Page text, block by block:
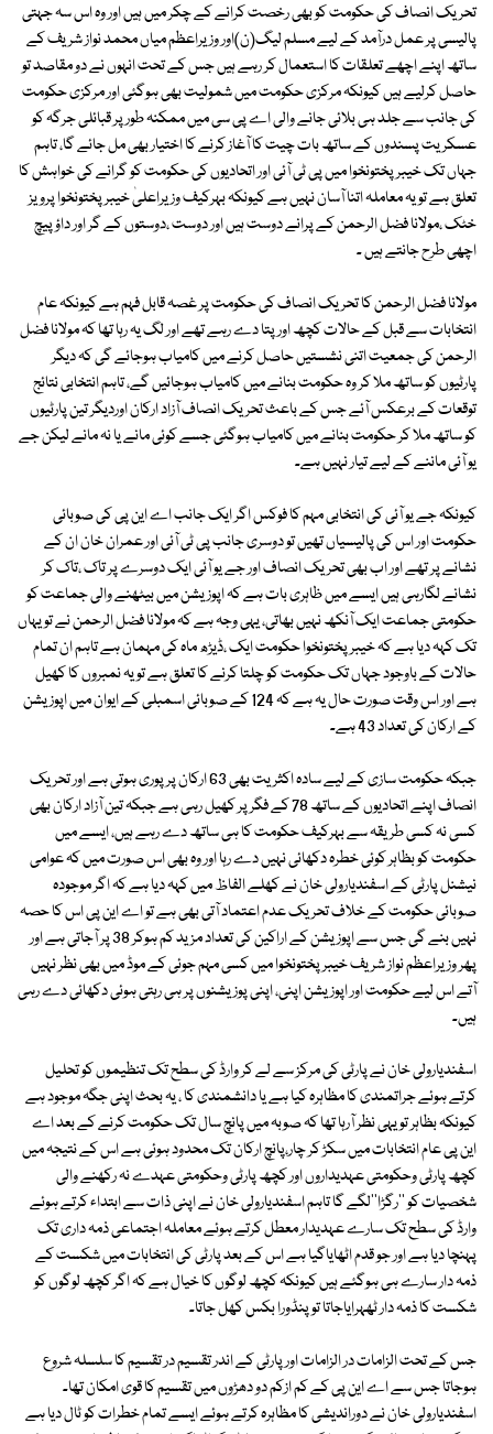
تحریک انصاف کی حکومت کو بھی رخصت کرانے کے چکر میں ہیں اور وہ اس سہ جہتی
پالیسی پر عمل درآمد کے لیے مسلم لیگ(ن)اور وزیراعظم میاں محمد نواز شریف کے
ساتھ اپنے اچھے تعلقات کا استعمال کر رہے ہیں جس کے تحت انہوں نے دو مقاصد تو
حاصل کرلیے ہیں کیونکہ مرکزی حکومت میں شمولیت بھی ہوگئی اور مرکزی حکومت
کی جانب سے جلد ہی بلائی جانے والی اے پی سی میں ممکنہ طور پر قبائلی جرگہ کو
عسکریت پسندوں کے ساتھ بات چیت کا آغاز کرنے کا اختیار بھی مل جائے گا، تاہم
جہاں تک خیبرپختونخوا میں پی ٹی آئی اور اتحادیوں کی حکومت کو گرانے کی خواہش کا
تعلق ہے تو یہ معاملہ اتنا آسان نہیں ہے کیونکہ بہرکیف وزیراعلیٰ خیبرپختونخوا پرویز
خٹک ،مولانا فضل الرحمن کے پرانے دوست ہیں اور دوست ،دوستوں کے گر اور داؤ پیچ
اچھی طرح جانتے ہیں ۔
مولانا فضل الرحمن کا تحریک انصاف کی حکومت پر غصہ قابل فہم ہے کیونکہ عام
انتخابات سے قبل کے حالات کچھ اور پتا دے رہے تھے اور لگ یہ رہا تھا کہ مولانا فضل
الرحمن کی جمعیت اتنی نشستیں حاصل کرنے میں کامیاب ہوجائے گی کہ دیگر
پارٹیوں کو ساتھ ملا کر وہ حکومت بنانے میں کامیاب ہوجائیں گے، تاہم انتخابی نتائج
توقعات کے برعکس آئے جس کے باعث تحریک انصاف آزاد ارکان اوردیگر تین پارٹیوں
کو ساتھ ملا کر حکومت بنانے میں کامیاب ہوگئی جسے کوئی مانے یا نہ مانے لیکن جے
یو آئی ماننے کے لیے تیار نہیں ہے۔
کیونکہ جے یو آئی کی انتخابی مہم کا فوکس اگر ایک جانب اے این پی کی صوبائی
حکومت اور اس کی پالیسیاں تھیں تو دوسری جانب پی ٹی آئی اور عمران خان ان کے
نشانے پر تھے اور اب بھی تحریک انصاف اور جے یو آئی ایک دوسرے پر تاک ،تاک کر
نشانے لگارہی ہیں ایسے میں ظاہری بات ہے کہ اپوزیشن میں بیٹھنے والی جماعت کو
حکومتی جماعت ایک آنکھ نہیں بھاتی، یہی وجہ ہے کہ مولانا فضل الرحمن نے تو یہاں
تک کہہ دیا ہے کہ خیبرپختونخوا حکومت ایک ،ڈیڑھ ماہ کی مہمان ہے تاہم ان تمام
حالات کے باوجود جہاں تک حکومت کو چلتا کرنے کا تعلق ہے تو یہ نمبروں کا کھیل
ہے اور اس وقت صورت حال یہ ہے کہ 124 کے صوبائی اسمبلی کے ایوان میں اپوزیشن
کے ارکان کی تعداد 43 ہے۔
جبکہ حکومت سازی کے لیے سادہ اکثریت بھی 63 ارکان پر پوری ہوتی ہے اور تحریک
انصاف اپنے اتحادیوں کے ساتھ 78 کے فگر پر کھیل رہی ہے جبکہ تین آزاد ارکان بھی
کسی نہ کسی طریقہ سے بہرکیف حکومت کا ہی ساتھ دے رہے ہیں، ایسے میں
حکومت کو بظاہر کوئی خطرہ دکھائی نہیں دے رہا اور وہ بھی اس صورت میں کہ عوامی
نیشنل پارٹی کے اسفندیارولی خان نے کھلے الفاظ میں کہہ دیا ہے کہ اگر موجودہ
صوبائی حکومت کے خلاف تحریک عدم اعتماد آتی بھی ہے تو اے این پی اس کا حصہ
نہیں بنے گی جس سے اپوزیشن کے اراکین کی تعداد مزید کم ہوکر 38 پر آجاتی ہے اور
پھر وزیراعظم نواز شریف خیبرپختونخوا میں کسی مہم جوئی کے موڈ میں بھی نظر نہیں
آتے اس لیے حکومت اور اپوزیشن اپنی، اپنی پوزیشنوں پر ہی رہتی ہوئی دکھائی دے رہی
ہیں۔
اسفندیارولی خان نے پارٹی کی مرکز سے لے کر وارڈ کی سطح تک تنظیموں کو تحلیل
کرتے ہوئے جراتمندی کا مظاہرہ کیا ہے یا دانشمندی کا ، یہ بحث اپنی جگہ موجود ہے
کیونکہ بظاہر تو یہی نظر آرہا تھا کہ صوبہ میں پانچ سال تک حکومت کرنے کے بعد اے
این پی عام انتخابات میں سکڑ کر چار،پانچ ارکان تک محدود ہوئی ہے اس کے نتیجہ میں
کچھ پارٹی وحکومتی عہدیداروں اور کچھ پارٹی وحکومتی عہدے نہ رکھنے والی
شخصیات کو ''رگڑا''لگے گا تاہم اسفندیارولی خان نے اپنی ذات سے ابتداء کرتے ہوئے
وارڈ کی سطح تک سارے عہدیدار معطل کرتے ہوئے معاملہ اجتماعی ذمہ داری تک
پہنچا دیا ہے اور جو قدم اٹھایاگیا ہے اس کے بعد پارٹی کی انتخابات میں شکست کے
ذمہ دار سارے ہی ہوگئے ہیں کیونکہ کچھ لوگوں کا خیال ہے کہ اگر کچھ لوگوں کو
شکست کا ذمہ دار ٹھہرایاجاتا تو پنڈورا بکس کھل جاتا۔
جس کے تحت الزامات در الزامات اور پارٹی کے اندر تقسیم در تقسیم کا سلسلہ شروع
ہوجاتا جس سے اے این پی کے کم ازکم دو دھڑوں میں تقسیم کا قوی امکان تھا۔
اسفندیارولی خان نے دوراندیشی کا مظاہرہ کرتے ہوئے ایسے تمام خطرات کو ٹال دیا ہے